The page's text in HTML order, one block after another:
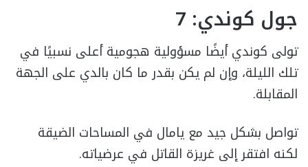
جول كوندي: 7
تولى كوندي أيضًا مسؤولية هجومية أعلى نسبيًا في
تلك الليلة، وإن لم يكن بقدر ما كان بالدي على الجهة
المقابلة.
تواصل بشكل جيد مع يامال في المساحات الضيقة
لكنه افتقر إلى غريزة القاتل في عرضياته.